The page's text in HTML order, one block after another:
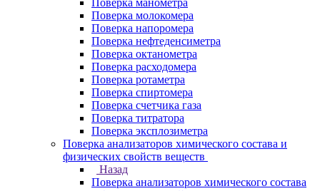
Поверка манометра
Поверка молокомера
Поверка напоромера
Поверка нефтеденсиметра
Поверка октанометра
Поверка расходомера
Поверка ротаметра
Поверка спиртомера
Поверка счетчика газа
Поверка титратора
Поверка эксплозиметра
Поверка анализаторов химического состава и
физических свойств веществ
Назад
Поверка анализаторов химического состава